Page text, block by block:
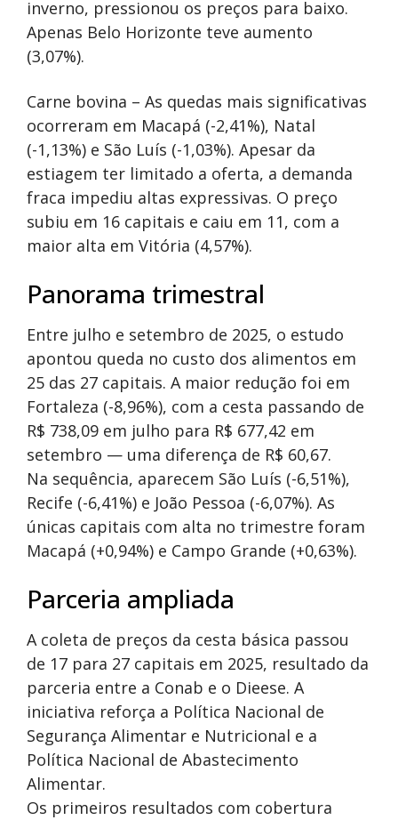
inverno, pressionou os preços para baixo.
Apenas Belo Horizonte teve aumento
(3,07%).
Carne bovina – As quedas mais significativas
ocorreram em Macapá (-2,41%), Natal
(-1,13%) e São Luís (-1,03%). Apesar da
estiagem ter limitado a oferta, a demanda
fraca impediu altas expressivas. O preço
subiu em 16 capitais e caiu em 11, com a
maior alta em Vitória (4,57%).
Panorama trimestral
Entre julho e setembro de 2025, o estudo
apontou queda no custo dos alimentos em
25 das 27 capitais. A maior redução foi em
Fortaleza (-8,96%), com a cesta passando de
R$ 738,09 em julho para R$ 677,42 em
setembro — uma diferença de R$ 60,67.
Na sequência, aparecem São Luís (-6,51%),
Recife (-6,41%) e João Pessoa (-6,07%). As
únicas capitais com alta no trimestre foram
Macapá (+0,94%) e Campo Grande (+0,63%).
Parceria ampliada
A coleta de preços da cesta básica passou
de 17 para 27 capitais em 2025, resultado da
parceria entre a Conab e o Dieese. A
iniciativa reforça a Política Nacional de
Segurança Alimentar e Nutricional e a
Política Nacional de Abastecimento
Alimentar.
Os primeiros resultados com cobertura